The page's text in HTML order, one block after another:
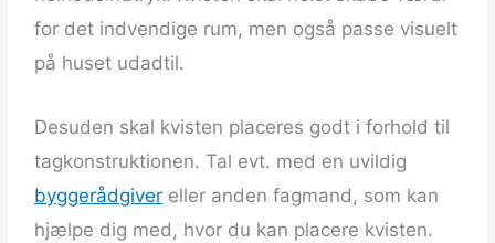
for det indvendige rum, men også passe visuelt
på huset udadtil.
Desuden skal kvisten placeres godt i forhold til
tagkonstruktionen. Tal evt. med en uvildig
byggerådgiver eller anden fagmand, som kan
hjælpe dig med, hvor du kan placere kvisten.